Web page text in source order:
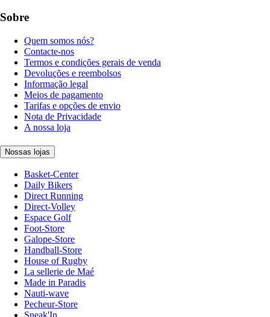
Sobre
Quem somos nós?
Contacte-nos
Termos e condições gerais de venda
Devoluções e reembolsos
Informação legal
Meios de pagamento
Tarifas e opções de envio
Nota de Privacidade
A nossa loja
Nossas lojas
Basket-Center
Daily Bikers
Direct Running
Direct-Volley
Espace Golf
Foot-Store
Galope-Store
Handball-Store
House of Rugby
La sellerie de Maé
Made in Paradis
Nauti-wave
Pecheur-Store